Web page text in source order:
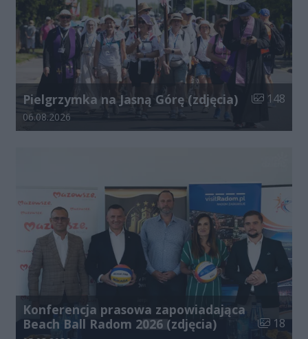
Pielgrzymka na Jasną Górę (zdjęcia) Liczba
148
Data dodania galerii:
06.08.2026
Konferencja prasowa zapowiadająca
Beach Ball Radom 2026 (zdjęcia)
Liczba
18